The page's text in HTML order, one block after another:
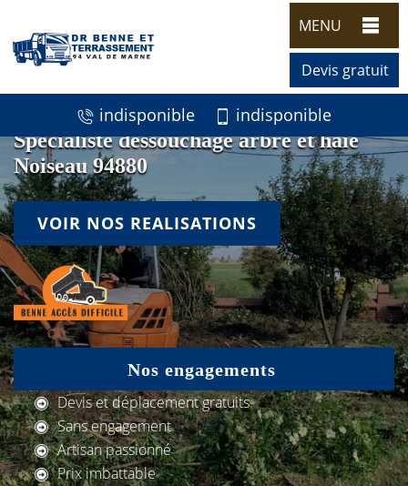
MENU
Devis gratuit
indisponible indisponible
Spécialiste dessouchage arbre et haie
Noiseau 94880
VOIR NOS REALISATIONS
Nos engagements
Devis et déplacement gratuits
Sans engagement
Artisan passionné
Prix imbattable